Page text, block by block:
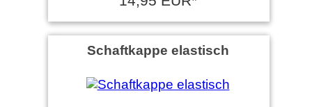
Schaftkappe elastisch